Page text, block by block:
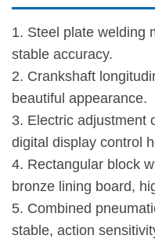
1. Steel plate welding
stable accuracy.
2. Crankshaft
beautiful appearance.
3. Electric adjustment
digital display control
4. Rectangular block
bronze lining board,
5. Combined
stable, action